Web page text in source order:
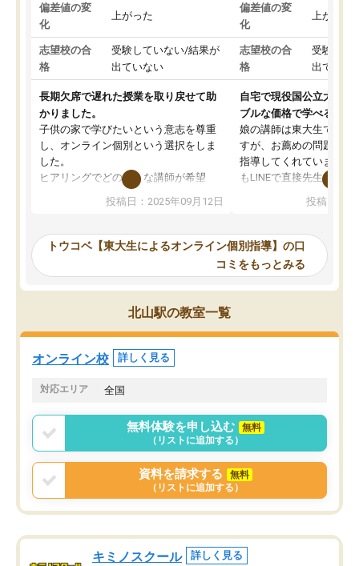
偏差値の変
化
上がった
志望校の合
格
受験していない/結果が
出ていない
長期欠席で遅れた授業を取り戻せて助
かりました。
子供の家で学びたいという意志を尊重
し、オンライン個別という選択をしま
した。
ヒアリングでどのような講師が希望
か、オプションは付帯するかなど選ぶ
事が出来ました。
ーティングを行い、その講師で良いか
見てから講師を決定する事ができま
す。
うちの子は、初回面談の講師の方で決
オンラインツールを使用した単語帳の
共有があり宿題もそちらで出される形
でした。
言う事で講師変更の申し出があり、あ
まりに短期での変更だった為、塾に通
う事にして退会しました。遅れも取り
戻せ、授業内容や講師の方は良かった
と思います。
投稿日：2025年09月12日
偏差値の変
化
上がった
志望校の合
格
受験して
出ていな
自宅で現役国公立大学生
ブルな価格で学べる
娘の講師は東大生では無
すが、お薦めの問題集や
指導してくれています。
もLINEで直接先生に質問
めれるので、個人に合
いなのがあり(有料)、受
ことをどんなスケジュー
くか相談したのですが、
ち期待したものではなく
くなってきたようなので
投稿日：
トウコベ【東大生によるオンライン個別指導】の口
コミをもっとみる
北山駅の教室一覧
オンライン校 詳しく見る
対応エリア 全国
無料体験を申し込む
無料
（リストに追加する）
資料を請求する
無料
（リストに追加する）
キミノスクール 詳しく見る